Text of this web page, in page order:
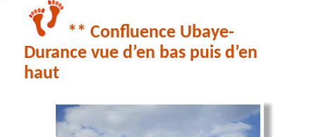
** Confluence Ubaye-
Durance vue d’en bas puis d’en
haut